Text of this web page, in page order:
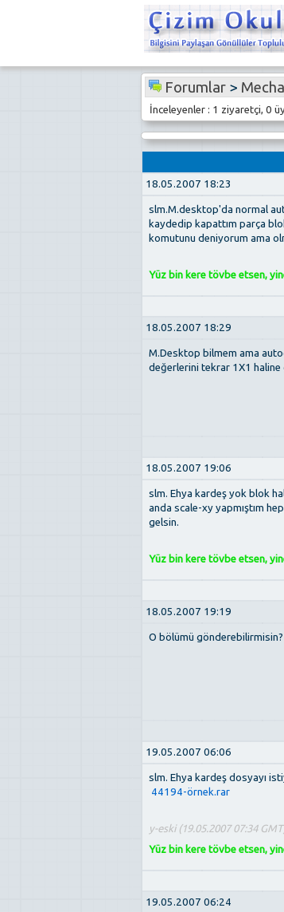
Forumlar>
İnceleyenler : 1 ziyaretçi, 0
18.05.2007 18:23
slm.M.desktop'da normal
kaydedip kapattım parça
komutunu deniyorum ama
Yüz bin kere tövbe etsen,
18.05.2007 18:29
M.Desktop bilmem ama
değerlerini tekrar 1X1
18.05.2007 19:06
slm. Ehya kardeş yok blok
anda scale-xy yapmıştım
gelsin.
Yüz bin kere tövbe etsen,
18.05.2007 19:19
O bölümü
19.05.2007 06:06
slm. Ehya kardeş dosyayı
44194-örnek.rar
y-eski (19.05.2007 07:34
Yüz bin kere tövbe etsen,
19.05.2007 06:24